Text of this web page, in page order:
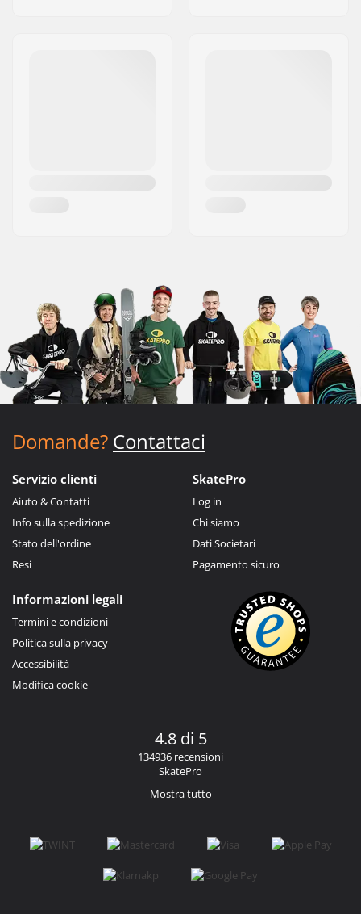
Domande? Contattaci
Servizio clienti
Aiuto & Contatti
Info sulla spedizione
Stato dell'ordine
Resi
SkatePro
Log in
Chi siamo
Dati Societari
Pagamento sicuro
Informazioni legali
Termini e condizioni
Politica sulla privacy
Accessibilità
Modifica cookie
4.8 di 5
134936 recensioni
SkatePro
Mostra tutto